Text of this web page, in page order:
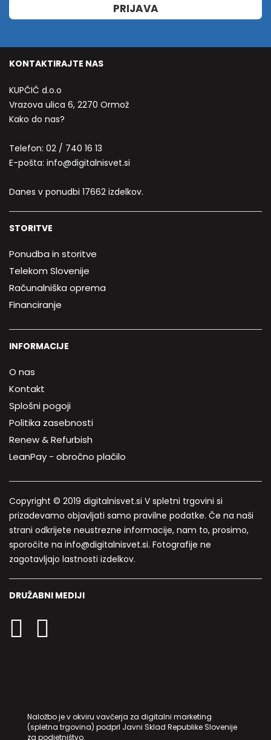
PRIJAVA
KONTAKTIRAJTE NAS
KUPČIČ d.o.o
Vrazova ulica 6, 2270 Ormož
Kako do nas?
Telefon: 02 / 740 16 13
E-pošta: info@digitalnisvet.si
Danes v ponudbi 17662 izdelkov.
STORITVE
Ponudba in storitve
Telekom Slovenije
Računalniška oprema
Financiranje
INFORMACIJE
O nas
Kontakt
Splošni pogoji
Politika zasebnosti
Renew & Refurbish
LeanPay - obročno plačilo
Copyright © 2019 digitalnisvet.si V spletni trgovini si
prizadevamo objavljati samo pravilne podatke. Če na naši
strani odkrijete neustrezne informacije, nam to, prosimo,
sporočite na info@digitalnisvet.si. Fotografije ne
zagotavljajo lastnosti izdelkov.
DRUŽABNI MEDIJI
Naložbo je v okviru vavčerja za digitalni marketing
(spletna trgovina) podprl Javni Sklad Republike Slovenije
za podjetništvo.